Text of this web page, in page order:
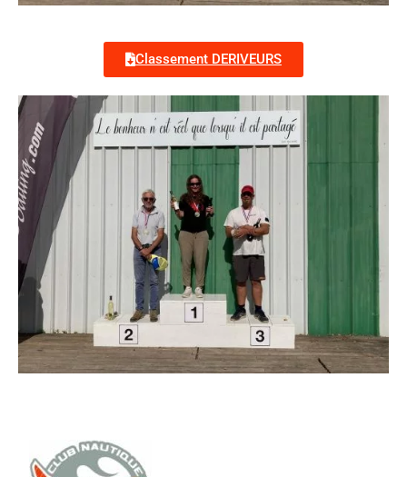
Classement DERIVEURS